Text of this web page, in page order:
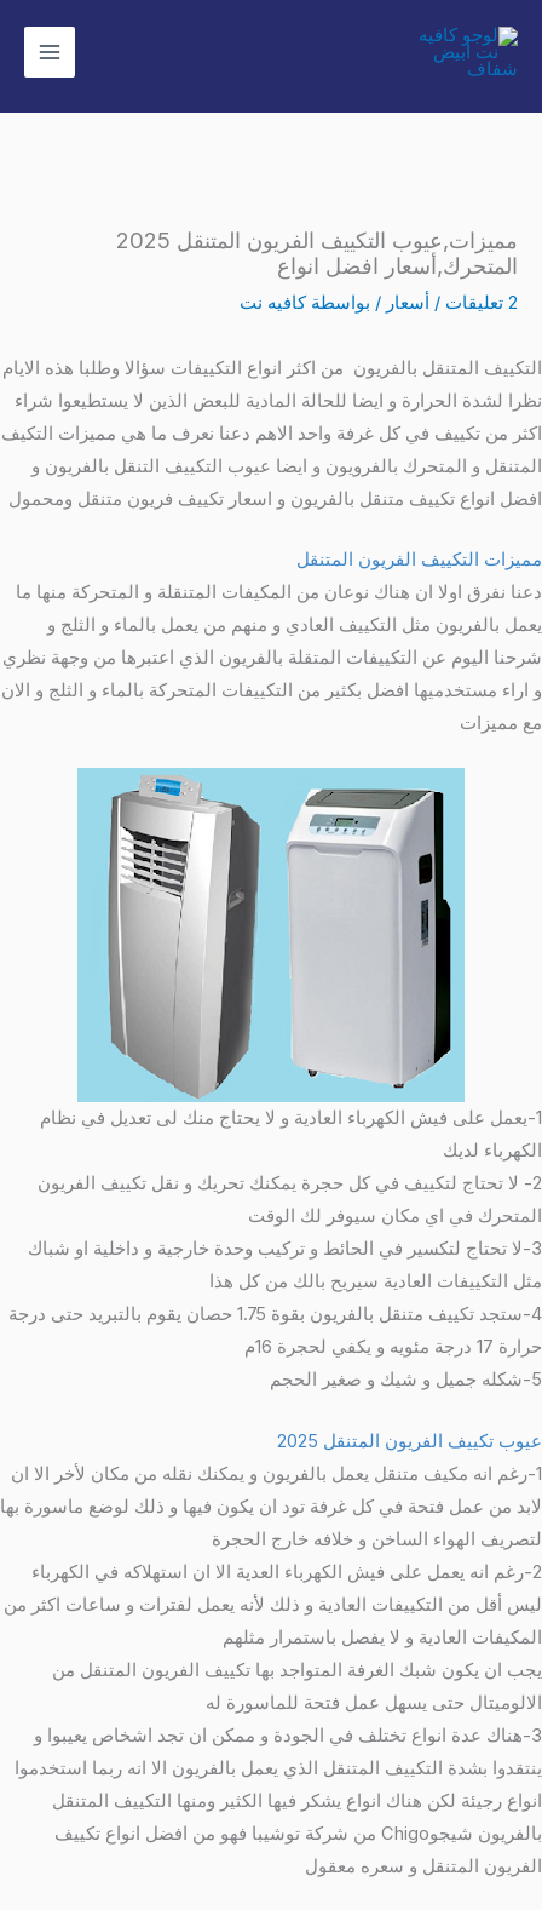
إلى
المحتوى
مميزات,عيوب التكييف الفريون المتنقل 2025
المتحرك,أسعار افضل انواع
2 تعليقات / أسعار / بواسطة كافيه نت
التكييف المتنقل بالفريون من اكثر انواع التكييفات سؤالا وطلبا هذه الايام
نظرا لشدة الحرارة و ايضا للحالة المادية للبعض الذين لا يستطيعوا شراء
اكثر من تكييف في كل غرفة واحد الاهم دعنا نعرف ما هي مميزات التكيف
المتنقل و المتحرك بالفرويون و ايضا عيوب التكييف التنقل بالفريون و
افضل انواع تكييف متنقل بالفريون و اسعار تكييف فريون متنقل ومحمول
مميزات التكييف الفريون المتنقل
دعنا نفرق اولا ان هناك نوعان من المكيفات المتنقلة و المتحركة منها ما
يعمل بالفريون مثل التكييف العادي و منهم من يعمل بالماء و الثلج و
شرحنا اليوم عن التكييفات المتقلة بالفريون الذي اعتبرها من وجهة نظري
و اراء مستخدميها افضل بكثير من التكييفات المتحركة بالماء و الثلج و الان
مع مميزات
1-يعمل على فيش الكهرباء العادية و لا يحتاج منك لى تعديل في نظام
الكهرباء لديك
2- لا تحتاج لتكييف في كل حجرة يمكنك تحريك و نقل تكييف الفريون
المتحرك في اي مكان سيوفر لك الوقت
3-لا تحتاج لتكسير في الحائط و تركيب وحدة خارجية و داخلية او شباك
مثل التكييفات العادية سيريح بالك من كل هذا
4-ستجد تكييف متنقل بالفريون بقوة 1.75 حصان يقوم بالتبريد حتى درجة
حرارة 17 درجة مئويه و يكفي لحجرة 16م
5-شكله جميل و شيك و صغير الحجم
عيوب تكييف الفريون المتنقل 2025
1-رغم انه مكيف متنقل يعمل بالفريون و يمكنك نقله من مكان لأخر الا ان
لابد من عمل فتحة في كل غرفة تود ان يكون فيها و ذلك لوضع ماسورة بها
لتصريف الهواء الساخن و خلافه خارج الحجرة
2-رغم انه يعمل على فيش الكهرباء العدية الا ان استهلاكه في الكهرباء
ليس أقل من التكييفات العادية و ذلك لأنه يعمل لفترات و ساعات اكثر من
المكيفات العادية و لا يفصل باستمرار مثلهم
يجب ان يكون شبك الغرفة المتواجد بها تكييف الفريون المتنقل من
الالوميتال حتى يسهل عمل فتحة للماسورة له
3-هناك عدة انواع تختلف في الجودة و ممكن ان تجد اشخاص يعيبوا و
ينتقدوا بشدة التكييف المتنقل الذي يعمل بالفريون الا انه ربما استخدموا
انواع رجيئة لكن هناك انواع يشكر فيها الكثير ومنها التكييف المتنقل
بالفريون شيجوChigo من شركة توشيبا فهو من افضل انواع تكييف
الفريون المتنقل و سعره معقول